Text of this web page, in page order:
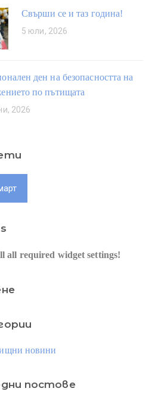
Свърши се и таз година!
5 юли, 2026
ден на безопасността на
по пътищата
2026
all required widget settings!
новини
постове